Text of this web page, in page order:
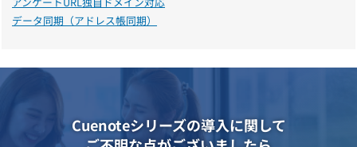
データ同期（アドレス帳同期）
Cuenoteシリーズの導入に関して